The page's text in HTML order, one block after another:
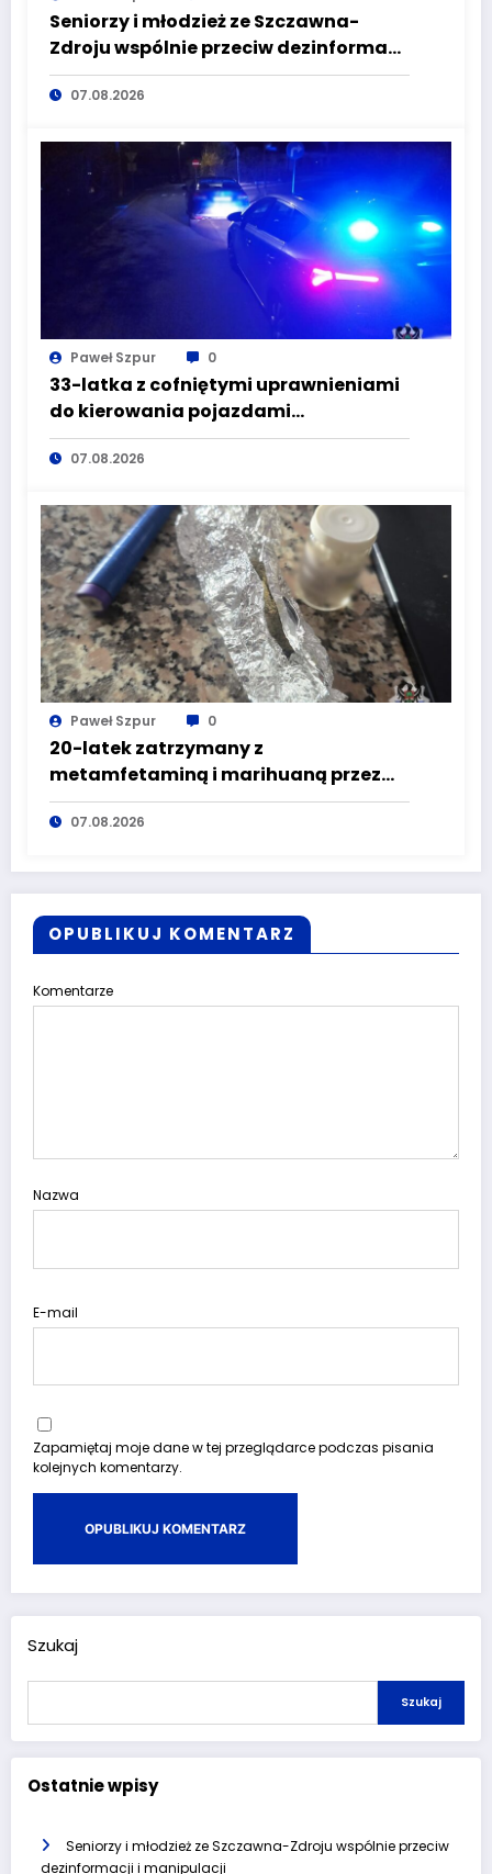
Seniorzy i młodzież ze Szczawna-
Zdroju wspólnie przeciw dezinformacji
i manipulacji
07.08.2026
Paweł Szpur 0
33-latka z cofniętymi uprawnieniami
do kierowania pojazdami
wyeliminowana z lokalnych dróg
07.08.2026
Paweł Szpur 0
20-latek zatrzymany z
metamfetaminą i marihuaną przez
głuszyckich policjantów
07.08.2026
OPUBLIKUJ KOMENTARZ
Komentarze
Nazwa
E-mail
Zapamiętaj moje dane w tej przeglądarce podczas pisania
kolejnych komentarzy.
Szukaj
Szukaj
Ostatnie wpisy
Seniorzy i młodzież ze Szczawna-Zdroju wspólnie przeciw
dezinformacji i manipulacji